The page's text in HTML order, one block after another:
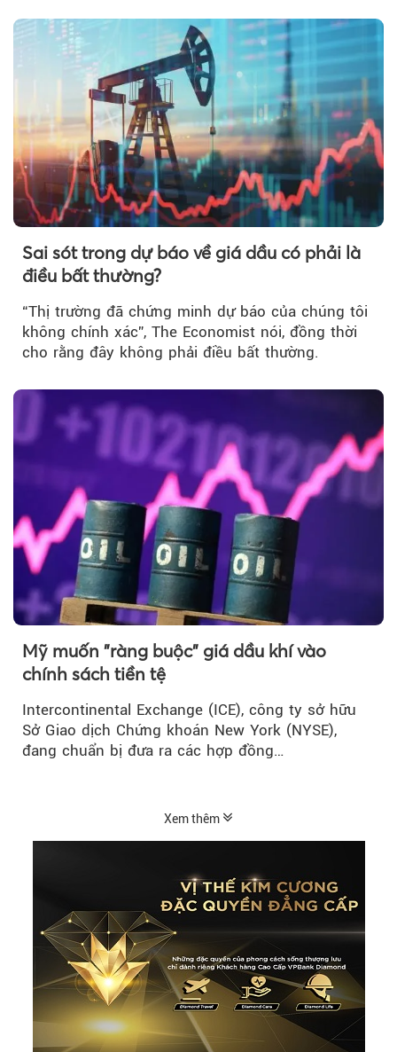
Sai sót trong dự báo về giá dầu có phải là
điều bất thường?
“Thị trường đã chứng minh dự báo của chúng tôi
không chính xác”, The Economist nói, đồng thời
cho rằng đây không phải điều bất thường.
Mỹ muốn "ràng buộc" giá dầu khí vào
chính sách tiền tệ
Intercontinental Exchange (ICE), công ty sở hữu
Sở Giao dịch Chứng khoán New York (NYSE),
đang chuẩn bị đưa ra các hợp đồng…
Xem thêm